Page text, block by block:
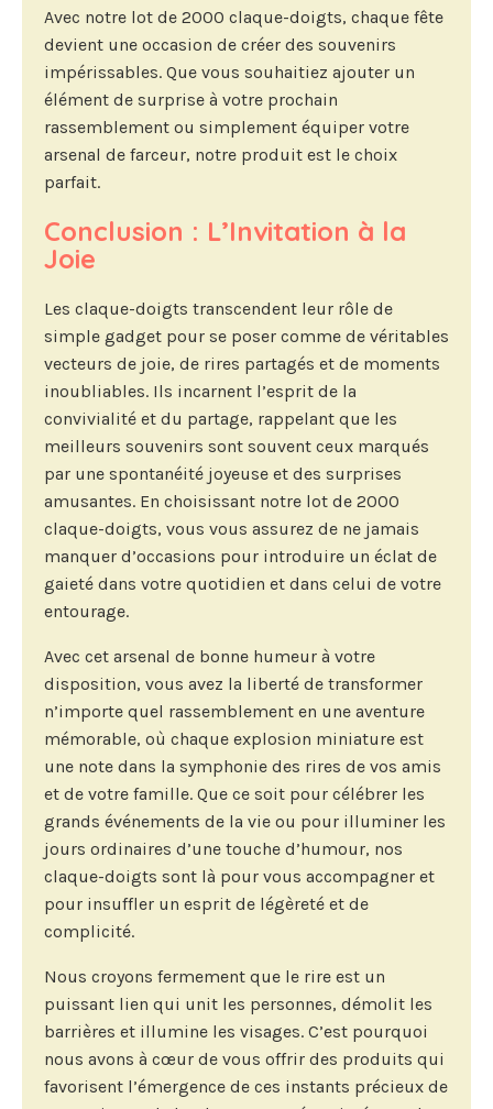
Avec notre lot de 2000 claque-doigts, chaque fête
devient une occasion de créer des souvenirs
impérissables. Que vous souhaitiez ajouter un
élément de surprise à votre prochain
rassemblement ou simplement équiper votre
arsenal de farceur, notre produit est le choix
parfait.
Conclusion : L’Invitation à la
Joie
Les claque-doigts transcendent leur rôle de
simple gadget pour se poser comme de véritables
vecteurs de joie, de rires partagés et de moments
inoubliables. Ils incarnent l’esprit de la
convivialité et du partage, rappelant que les
meilleurs souvenirs sont souvent ceux marqués
par une spontanéité joyeuse et des surprises
amusantes. En choisissant notre lot de 2000
claque-doigts, vous vous assurez de ne jamais
manquer d’occasions pour introduire un éclat de
gaieté dans votre quotidien et dans celui de votre
entourage.
Avec cet arsenal de bonne humeur à votre
disposition, vous avez la liberté de transformer
n’importe quel rassemblement en une aventure
mémorable, où chaque explosion miniature est
une note dans la symphonie des rires de vos amis
et de votre famille. Que ce soit pour célébrer les
grands événements de la vie ou pour illuminer les
jours ordinaires d’une touche d’humour, nos
claque-doigts sont là pour vous accompagner et
pour insuffler un esprit de légèreté et de
complicité.
Nous croyons fermement que le rire est un
puissant lien qui unit les personnes, démolit les
barrières et illumine les visages. C’est pourquoi
nous avons à cœur de vous offrir des produits qui
favorisent l’émergence de ces instants précieux de